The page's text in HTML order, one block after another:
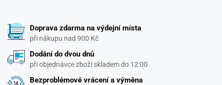
Doprava zdarma na výdejní místa
při nákupu nad 900 Kč
Dodání do dvou dnů
při objednávce zboží skladem do 12:00
Bezproblémové vrácení a výměna